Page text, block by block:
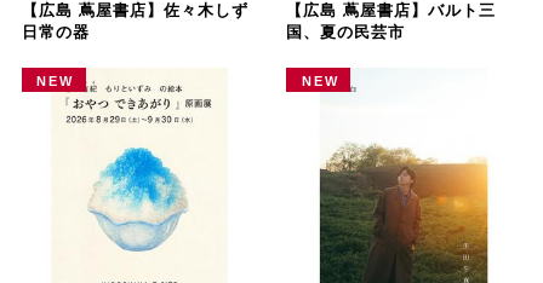
【広島 蔦屋書店】佐々木しず
日常の器
【広島 蔦屋書店】バルト三
国、夏の民芸市
NEW NEW